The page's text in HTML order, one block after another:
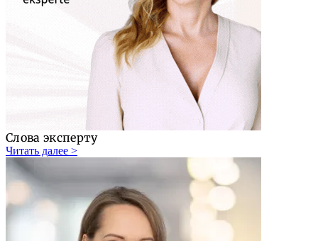
Слова эксперту
Читать далее >